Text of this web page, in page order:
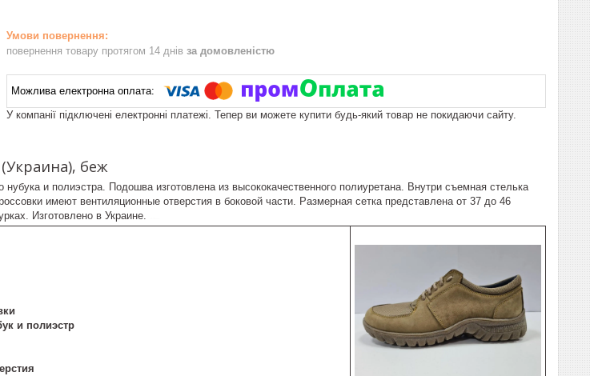
повернення товару протягом 14 днів за домовленістю
У компанії підключені електронні платежі. Тепер ви можете купити будь-який товар не покидаючи сайту.
беж
нубука и полиэстра. Подошва изготовлена из высококачественного полиуретана. Внутри съемная стелька
имеют вентиляционные отверстия в боковой части. Размерная сетка представлена от 37 до 46
Изготовлено в Украине.
и полиэстр